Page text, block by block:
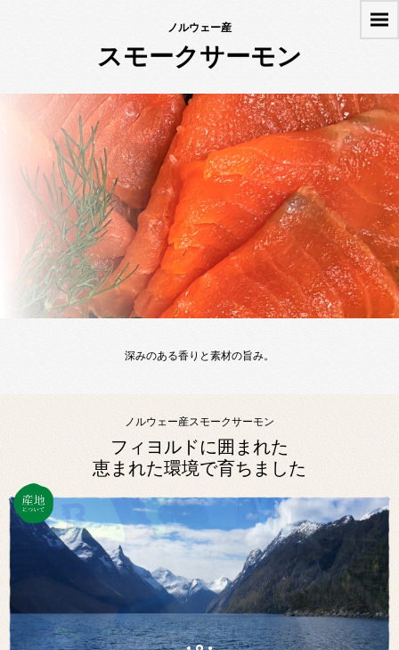
ノルウェー産
スモークサーモン
深みのある香りと素材の旨み。
ノルウェー産スモークサーモン
フィヨルドに囲まれた
恵まれた環境で育ちました